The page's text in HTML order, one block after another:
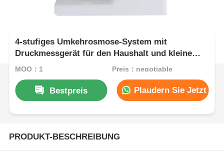
4-stufiges Umkehrosmose-System mit
Druckmessgerät für den Haushalt und kleine
gewerbliche Zwecke
MOQ：1 Preis：negotiable
Bestpreis Plaudern Sie Jetzt
PRODUKT-BESCHREIBUNG